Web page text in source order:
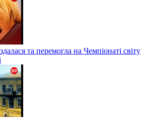
та перемогла на Чемпіонаті світу